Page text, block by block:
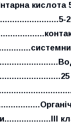
кислота